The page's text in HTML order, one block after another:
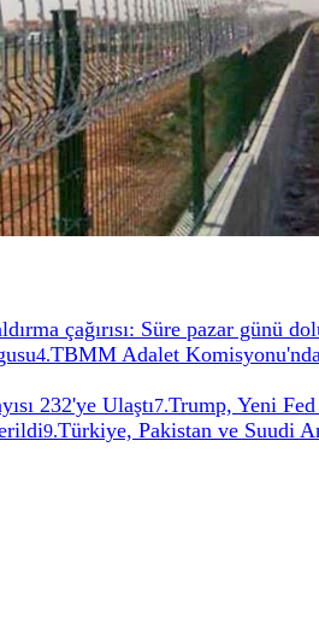
çağırısı: Süre pazar günü
4.TBMM Adalet
232'ye Ulaştı7.Trump, Yeni Fed
9.Türkiye, Pakistan ve Suudi